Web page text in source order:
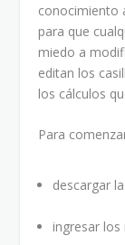
conocimiento
para que
miedo a
editan los
los cálculos
Para
descargar
ingresar